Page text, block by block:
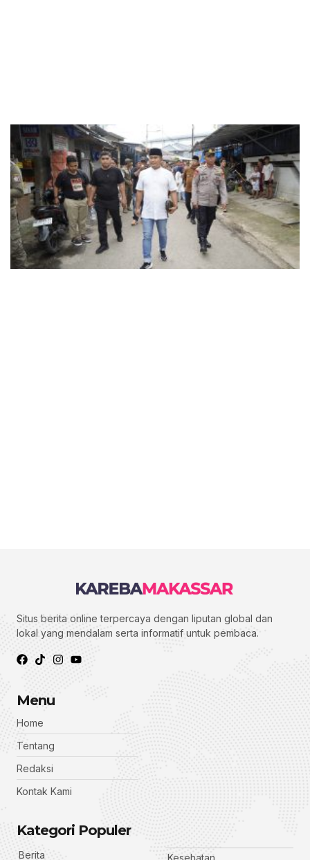
Situs berita online terpercaya dengan liputan global dan
lokal yang mendalam serta informatif untuk pembaca.
Menu
Home
Tentang
Redaksi
Kontak Kami
Kategori Populer
Berita